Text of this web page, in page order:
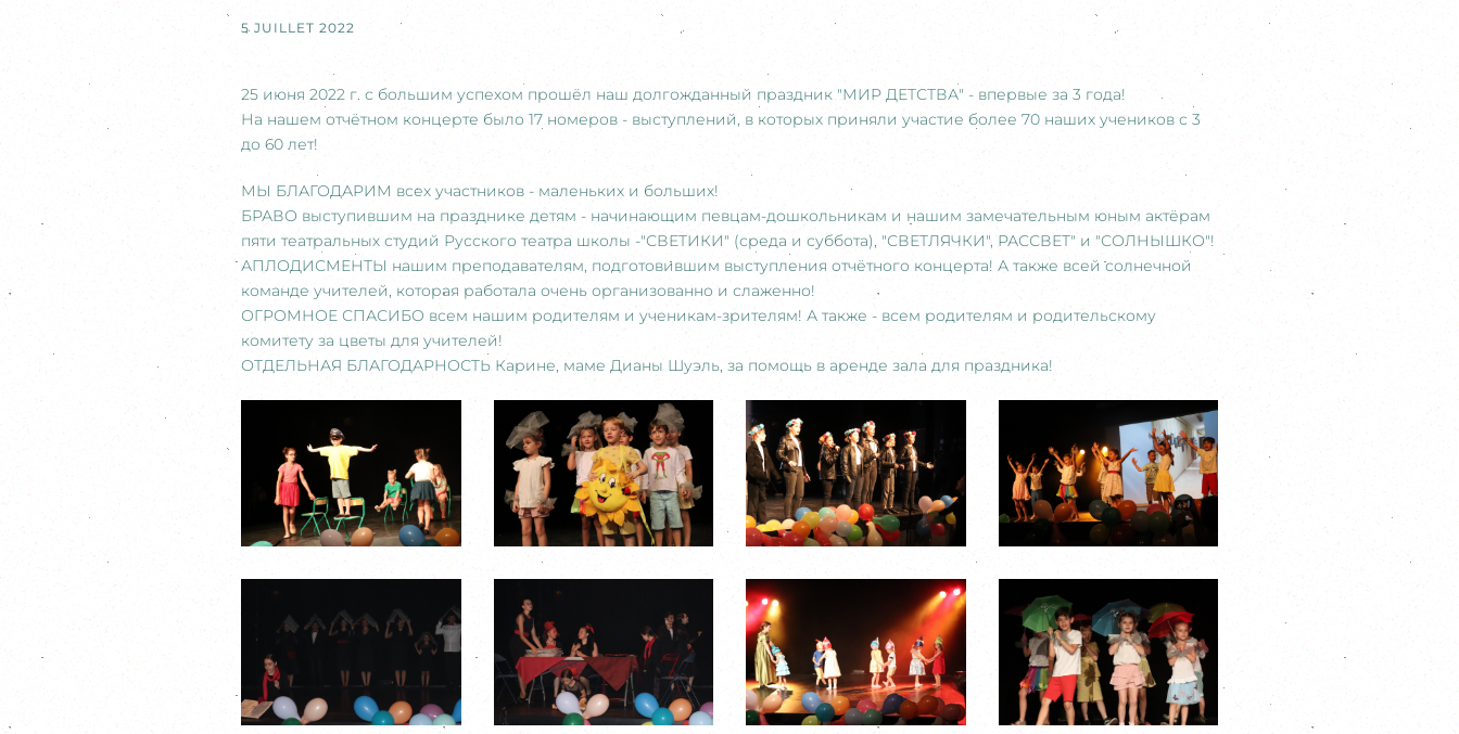
5 JUILLET 2022
25 июня 2022 г. с большим успехом прошёл наш долгожданный праздник "МИР ДЕТСТВА" - впервые за 3 года!
На нашем отчётном концерте было 17 номеров - выступлений, в которых приняли участие более 70 наших учеников с 3
до 60 лет!
МЫ БЛАГОДАРИМ всех участников - маленьких и больших!
БРАВО выступившим на празднике детям - начинающим певцам-дошкольникам и нашим замечательным юным актёрам
пяти театральных студий Русского театра школы -"СВЕТИКИ" (среда и суббота), "СВЕТЛЯЧКИ", РАССВЕТ" и "СОЛНЫШКО"!
АПЛОДИСМЕНТЫ нашим преподавателям, подготовившим выступления отчётного концерта! А также всей солнечной
команде учителей, которая работала очень организованно и слаженно!
ОГРОМНОЕ СПАСИБО всем нашим родителям и ученикам-зрителям! А также - всем родителям и родительскому
комитету за цветы для учителей!
ОТДЕЛЬНАЯ БЛАГОДАРНОСТЬ Карине, маме Дианы Шуэль, за помощь в аренде зала для праздника!